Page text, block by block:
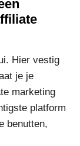
Hier vestig
je je
marketing
platform
benutten,